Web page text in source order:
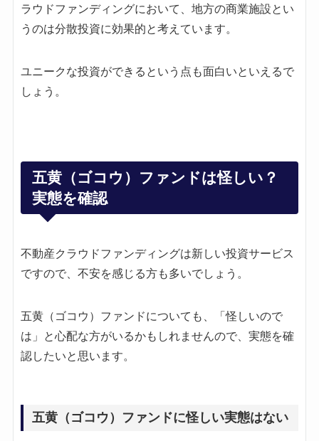
ユニークな投資ができるという点も面白いといえるで
しょう。
不動産クラウドファンディングは新しい投資サービス
ですので、不安を感じる方も多いでしょう。
五黄（ゴコウ）ファンドについても、「怪しいので
は」と心配な方がいるかもしれませんので、実態を確
五黄（ゴコウ）ファンドに怪しい実態はない